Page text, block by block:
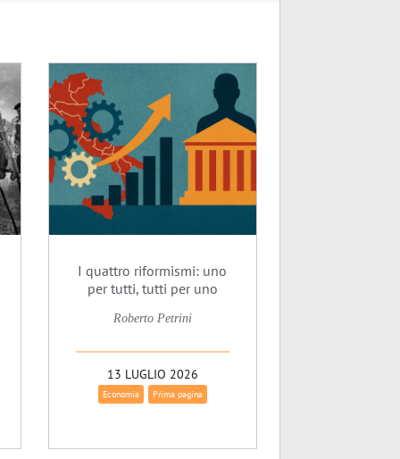
I quattro riformismi: uno
per tutti, tutti per uno
Roberto Petrini
13 LUGLIO 2026
Economia Prima pagina